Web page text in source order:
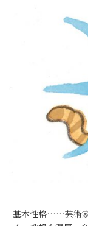
基本性格……芸術家